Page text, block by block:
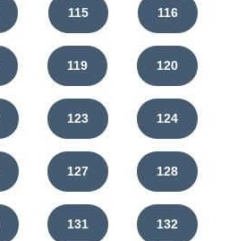
115 116
119 120
123 124
127 128
131 132